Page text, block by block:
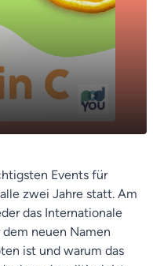
und Kaiser als
13:10
Events für
zwei Jahre statt. Am
das Internationale
neuen Namen
ist und warum das